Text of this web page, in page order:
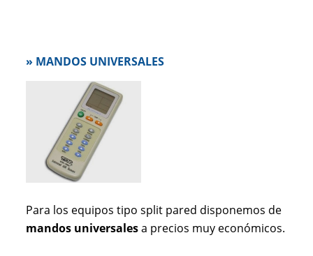
» MANDOS UNIVERSALES
Para los equipos tipo split pared disponemos de
mandos universalesa precios muy económicos.